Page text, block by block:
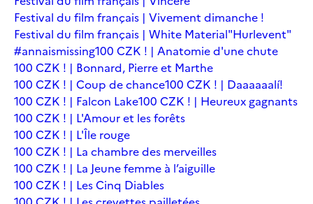
Festival du film français | Vivement dimanche !
Festival du film français | White Material"Hurlevent"
#annaismissing100 CZK ! | Anatomie d'une chute
100 CZK ! | Bonnard, Pierre et Marthe
100 CZK ! | Coup de chance100 CZK ! | Daaaaaalí!
100 CZK ! | Falcon Lake100 CZK ! | Heureux gagnants
100 CZK ! | L'Amour et les forêts
100 CZK ! | L'Île rouge
100 CZK ! | La chambre des merveilles
100 CZK ! | La Jeune femme à l’aiguille
100 CZK ! | Les Cinq Diables